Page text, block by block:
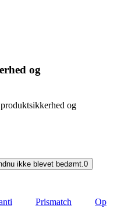
og
og
ikke blevet bedømt. 0
Prismatch
Op